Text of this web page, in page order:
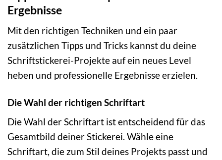
Ergebnisse
Mit den richtigen Techniken und ein paar
zusätzlichen Tipps und Tricks kannst du deine
Schriftstickerei-Projekte auf ein neues Level
heben und professionelle Ergebnisse erzielen.
Die Wahl der richtigen Schriftart
Die Wahl der Schriftart ist entscheidend für das
Gesamtbild deiner Stickerei. Wähle eine
Schriftart, die zum Stil deines Projekts passt und